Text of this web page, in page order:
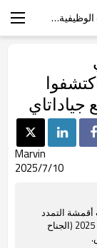
انضموا إلينا في معرض شنغهاي للمنسوجات الوظيفية 2025 – اكتشفوا مستقبل الأقمشة عالية الأداء مع جياداتاي
2025 – اكتشفوا
جياداتاي
Marvin
2025/7/10
التمدد
عالية الأداء في معرض شنغهاي للمنسوجات الوظيفية 2025 (الجناح